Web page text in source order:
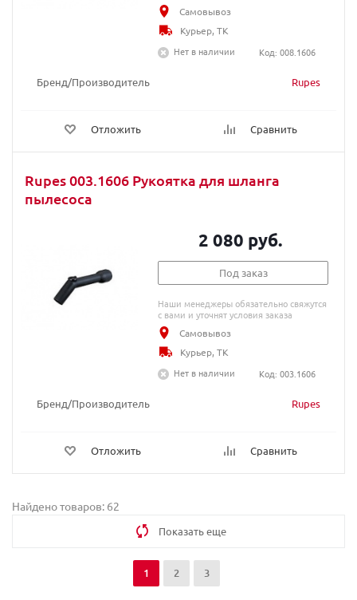
Бренд/Производитель Rupes
Отложить Сравнить
Самовывоз
Курьер, ТК
Нет в наличии
Код: 008.1606
Rupes 003.1606 Рукоятка для шланга
пылесоса
Бренд/Производитель Rupes
Отложить Сравнить
2 080 руб.
Под заказ
Наши менеджеры обязательно свяжутся
с вами и уточнят условия заказа
Самовывоз
Курьер, ТК
Нет в наличии
Код: 003.1606
Найдено товаров: 62
Показать еще
1 2 3